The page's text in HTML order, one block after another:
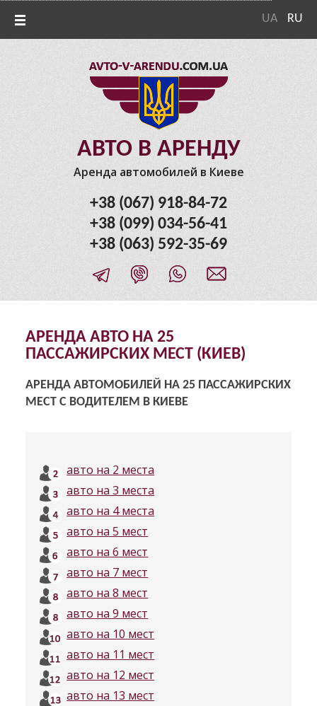
UA RU
АВТО В АРЕНДУ
Аренда автомобилей в Киеве
+38 (067) 918-84-72
+38 (099) 034-56-41
+38 (063) 592-35-69
АРЕНДА АВТО НА 25
ПАССАЖИРСКИХ МЕСТ (КИЕВ)
АРЕНДА АВТОМОБИЛЕЙ НА 25 ПАССАЖИРСКИХ
МЕСТ С ВОДИТЕЛЕМ В КИЕВЕ
авто на 2 места
авто на 3 места
авто на 4 места
авто на 5 мест
авто на 6 мест
авто на 7 мест
авто на 8 мест
авто на 9 мест
авто на 10 мест
авто на 11 мест
авто на 12 мест
авто на 13 мест